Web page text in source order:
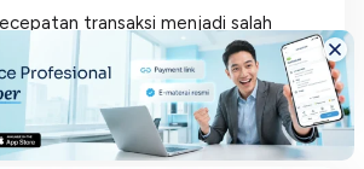
transaksi menjadi salah
dalam menjaga kelancaran
Hal inilah yang membuat banyak...